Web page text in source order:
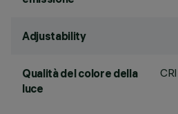
Adjustability
Qualità del colore della
luce
CRI